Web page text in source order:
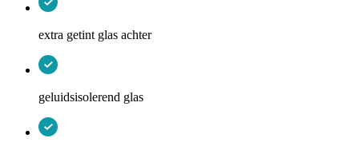
extra getint glas achter
geluidsisolerend glas